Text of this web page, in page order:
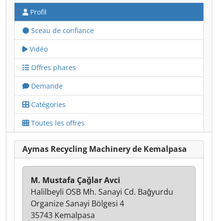
Profil
Sceau de confiance
Vidéo
Offres phares
Demande
Catégories
Toutes les offres
Aymas Recycling Machinery de Kemalpasa
M. Mustafa Çağlar Avci
Halilbeyli OSB Mh. Sanayi Cd. Bağyurdu
Organize Sanayi Bölgesi 4
35743 Kemalpasa